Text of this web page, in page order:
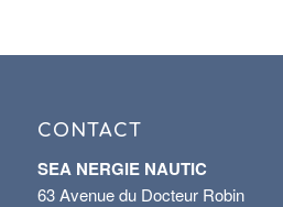
CONTACT
SEA NERGIE NAUTIC
63 Avenue du Docteur Robin